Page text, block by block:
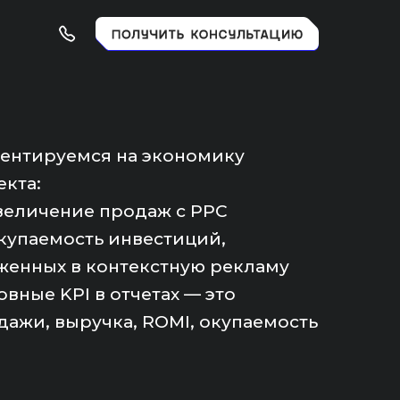
на экономику
продаж с PPC
инвестиций,
в контекстную рекламу
KPI в отчетах — это
выручка, ROMI, окупаемость